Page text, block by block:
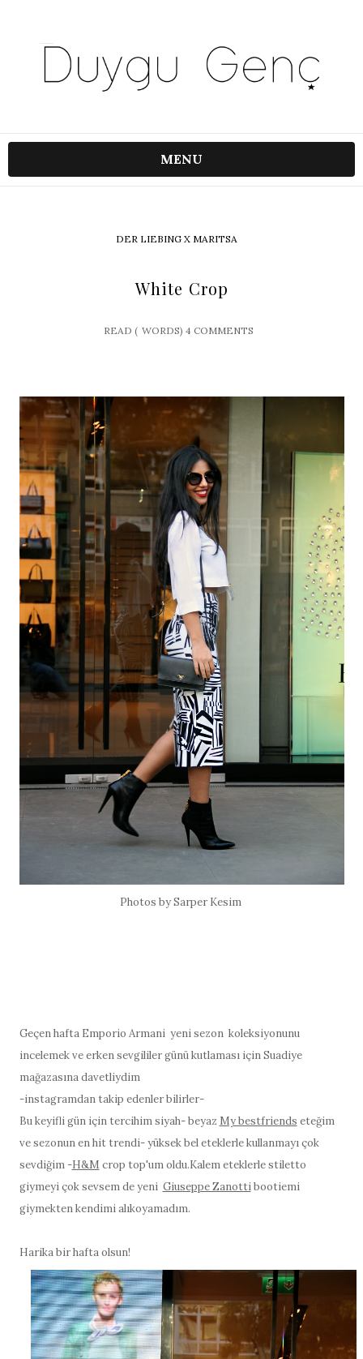
MENU
DER LIEBING X MARITSA
White Crop
READ ( WORDS) 4 COMMENTS
Photos by Sarper Kesim
Geçen hafta Emporio Armani yeni sezon koleksiyonunu
incelemek ve erken sevgililer günü kutlaması için Suadiye
mağazasına davetliydim
-instagramdan takip edenler bilirler-
Bu keyifli gün için tercihim siyah- beyaz My bestfriends eteğim
ve sezonun en hit trendi- yüksek bel eteklerle kullanmayı çok
sevdiğim -H&M crop top'um oldu.Kalem eteklerle stiletto
giymeyi çok sevsem de yeni Giuseppe Zanottibootiemi
giymekten kendimi alıkoyamadım.
Harika bir hafta olsun!